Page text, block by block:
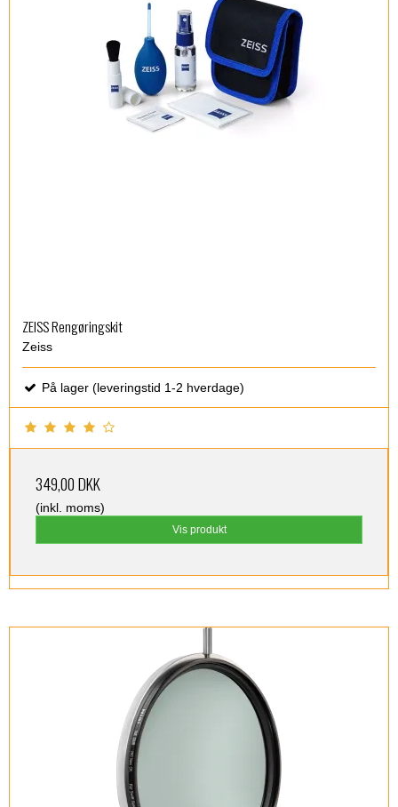
ZEISS Rengøringskit
Zeiss
På lager (leveringstid 1-2 hverdage)
349,00 DKK
(inkl. moms)
Vis produkt